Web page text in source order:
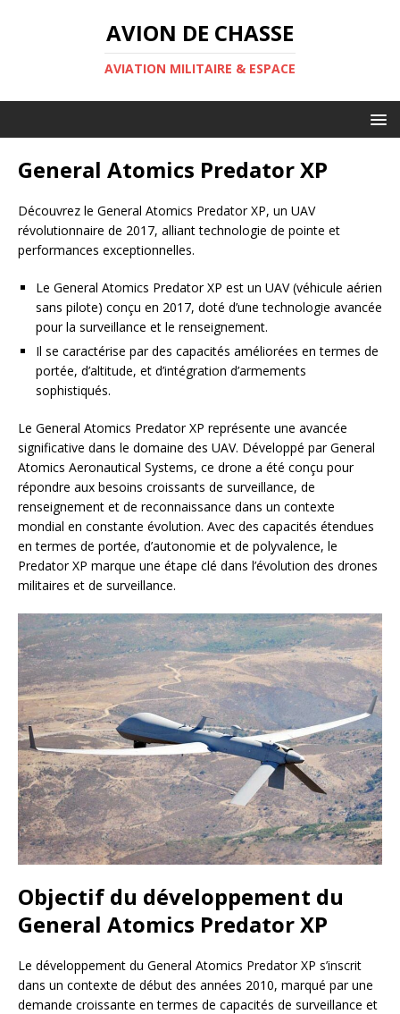
AVION DE CHASSE
AVIATION MILITAIRE & ESPACE
General Atomics Predator XP
Découvrez le General Atomics Predator XP, un UAV
révolutionnaire de 2017, alliant technologie de pointe et
performances exceptionnelles.
Le General Atomics Predator XP est un UAV (véhicule aérien
sans pilote) conçu en 2017, doté d’une technologie avancée
pour la surveillance et le renseignement.
Il se caractérise par des capacités améliorées en termes de
portée, d’altitude, et d’intégration d’armements
sophistiqués.
Le General Atomics Predator XP représente une avancée
significative dans le domaine des UAV. Développé par General
Atomics Aeronautical Systems, ce drone a été conçu pour
répondre aux besoins croissants de surveillance, de
renseignement et de reconnaissance dans un contexte
mondial en constante évolution. Avec des capacités étendues
en termes de portée, d’autonomie et de polyvalence, le
Predator XP marque une étape clé dans l’évolution des drones
militaires et de surveillance.
Objectif du développement du
General Atomics Predator XP
Le développement du General Atomics Predator XP s’inscrit
dans un contexte de début des années 2010, marqué par une
demande croissante en termes de capacités de surveillance et